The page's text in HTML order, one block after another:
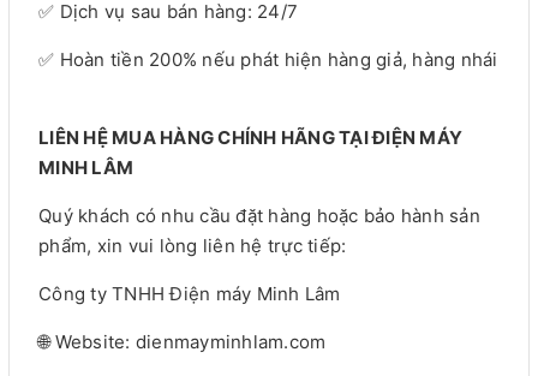
✅ Dịch vụ sau bán hàng: 24/7
✅ Hoàn tiền 200% nếu phát hiện hàng giả, hàng nhái
LIÊN HỆ MUA HÀNG CHÍNH HÃNG TẠI ĐIỆN MÁY
MINH LÂM
Quý khách có nhu cầu đặt hàng hoặc bảo hành sản
phẩm, xin vui lòng liên hệ trực tiếp:
Công ty TNHH Điện máy Minh Lâm
🌐 Website: dienmayminhlam.com